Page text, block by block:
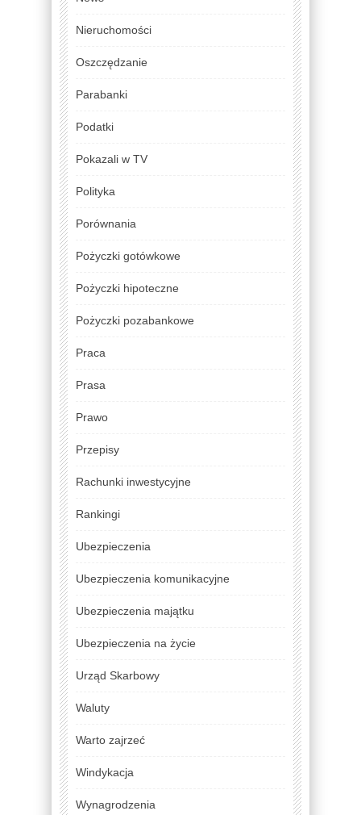
Nieruchomości
Oszczędzanie
Parabanki
Podatki
Pokazali w TV
Polityka
Porównania
Pożyczki gotówkowe
Pożyczki hipoteczne
Pożyczki pozabankowe
Praca
Prasa
Prawo
Przepisy
Rachunki inwestycyjne
Rankingi
Ubezpieczenia
Ubezpieczenia komunikacyjne
Ubezpieczenia majątku
Ubezpieczenia na życie
Urząd Skarbowy
Waluty
Warto zajrzeć
Windykacja
Wynagrodzenia